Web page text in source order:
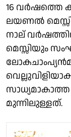
16 വർഷത്തെ
ലയണൽ
നാല്
മെസ്സിയും
മുന്നിലുള്ളത്.